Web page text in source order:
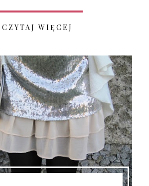
CZYTAJ WIĘCEJ